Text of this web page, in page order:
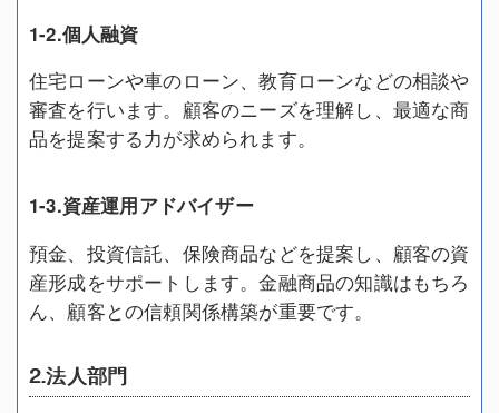
1-2.個人融資
住宅ローンや車のローン、教育ローンなどの相談や
審査を行います。顧客のニーズを理解し、最適な商
品を提案する力が求められます。
1-3.資産運用アドバイザー
預金、投資信託、保険商品などを提案し、顧客の資
産形成をサポートします。金融商品の知識はもちろ
ん、顧客との信頼関係構築が重要です。
2.法人部門